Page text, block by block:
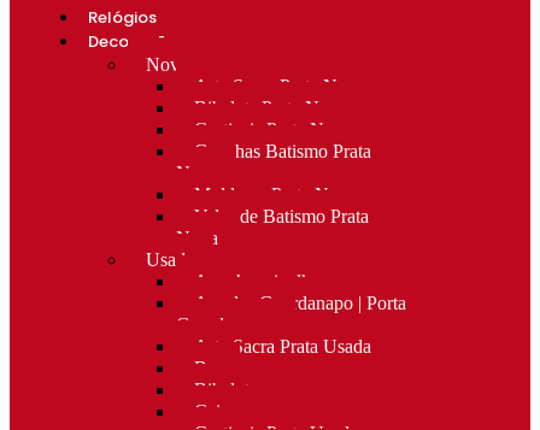
Relógios
Decoração
Novo
Arte Sacra Prata Nova
Bibelots Prata Nova
Castiçais Prata Nova
Conchas Batismo Prata
Nova
Molduras Prata Nova
Velas de Batismo Prata
Nova
Usado
Apanha migalhas
Argolas Guardanapo | Porta
Guardanapos
Arte Sacra Prata Usada
Bar
Bibelots
Caixas